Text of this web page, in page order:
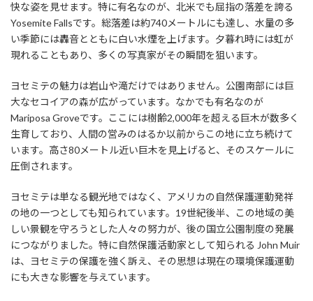
快な姿を見せます。特に有名なのが、北米でも屈指の落差を誇る
Yosemite Fallsです。総落差は約740メートルにも達し、水量の多
い季節には轟音とともに白い水煙を上げます。夕暮れ時には虹が
現れることもあり、多くの写真家がその瞬間を狙います。
ヨセミテの魅力は岩山や滝だけではありません。公園南部には巨
大なセコイアの森が広がっています。なかでも有名なのが
Mariposa Groveです。ここには樹齢2,000年を超える巨木が数多く
生育しており、人間の営みのはるか以前からこの地に立ち続けて
います。高さ80メートル近い巨木を見上げると、そのスケールに
圧倒されます。
ヨセミテは単なる観光地ではなく、アメリカの自然保護運動発祥
の地の一つとしても知られています。19世紀後半、この地域の美
しい景観を守ろうとした人々の努力が、後の国立公園制度の発展
につながりました。特に自然保護活動家として知られる John Muir
は、ヨセミテの保護を強く訴え、その思想は現在の環境保護運動
にも大きな影響を与えています。